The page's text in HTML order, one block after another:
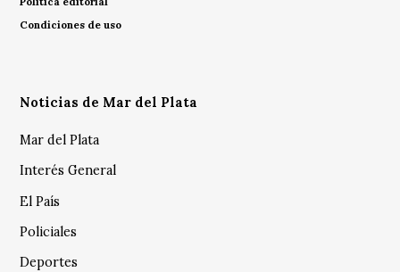
Condiciones de uso
Noticias de Mar del Plata
Mar del Plata
Interés General
El País
Policiales
Deportes